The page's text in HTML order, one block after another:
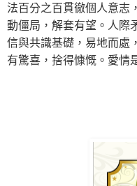
法百分之百貫徹個人意志
動僵局，解套有望。人際
信與共識基礎，易地而處
有驚喜，捨得慷慨。愛情